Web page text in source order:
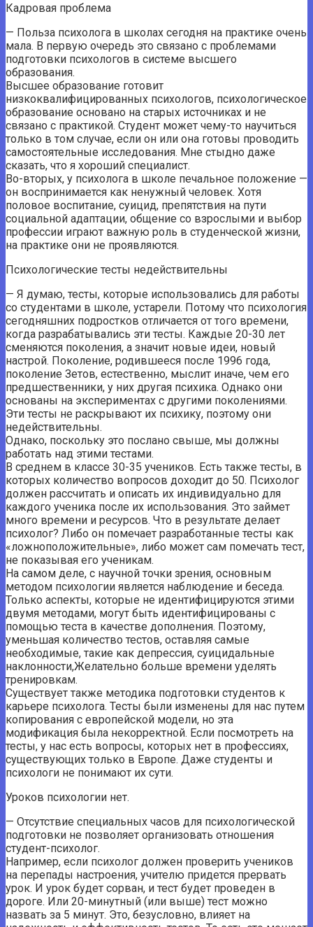
Кадровая проблема
— Польза психолога в школах сегодня на практике очень
мала. В первую очередь это связано с проблемами
подготовки психологов в системе высшего
образования.
Высшее образование готовит
низкоквалифицированных психологов, психологическое
образование основано на старых источниках и не
связано с практикой. Студент может чему-то научиться
только в том случае, если он или она готовы проводить
самостоятельные исследования. Мне стыдно даже
сказать, что я хороший специалист.
Во-вторых, у психолога в школе печальное положение —
он воспринимается как ненужный человек. Хотя
половое воспитание, суицид, препятствия на пути
социальной адаптации, общение со взрослыми и выбор
профессии играют важную роль в студенческой жизни,
на практике они не проявляются.
Психологические тесты недействительны
— Я думаю, тесты, которые использовались для работы
со студентами в школе, устарели. Потому что психология
сегодняшних подростков отличается от того времени,
когда разрабатывались эти тесты. Каждые 20-30 лет
сменяются поколения, а значит новые идеи, новый
настрой. Поколение, родившееся после 1996 года,
поколение Зетов, естественно, мыслит иначе, чем его
предшественники, у них другая психика. Однако они
основаны на экспериментах с другими поколениями.
Эти тесты не раскрывают их психику, поэтому они
недействительны.
Однако, поскольку это послано свыше, мы должны
работать над этими тестами.
В среднем в классе 30-35 учеников. Есть также тесты, в
которых количество вопросов доходит до 50. Психолог
должен рассчитать и описать их индивидуально для
каждого ученика после их использования. Это займет
много времени и ресурсов. Что в результате делает
психолог? Либо он помечает разработанные тесты как
«ложноположительные», либо может сам помечать тест,
не показывая его ученикам.
На самом деле, с научной точки зрения, основным
методом психологии является наблюдение и беседа.
Только аспекты, которые не идентифицируются этими
двумя методами, могут быть идентифицированы с
помощью теста в качестве дополнения. Поэтому,
уменьшая количество тестов, оставляя самые
необходимые, такие как депрессия, суицидальные
наклонности,Желательно больше времени уделять
тренировкам.
Существует также методика подготовки студентов к
карьере психолога. Тесты были изменены для нас путем
копирования с европейской модели, но эта
модификация была некорректной. Если посмотреть на
тесты, у нас есть вопросы, которых нет в профессиях,
существующих только в Европе. Даже студенты и
психологи не понимают их сути.
Уроков психологии нет.
— Отсутствие специальных часов для психологической
подготовки не позволяет организовать отношения
студент-психолог.
Например, если психолог должен проверить учеников
на перепады настроения, учителю придется прервать
урок. И урок будет сорван, и тест будет проведен в
дороге. Или 20-минутный (или выше) тест можно
назвать за 5 минут. Это, безусловно, влияет на